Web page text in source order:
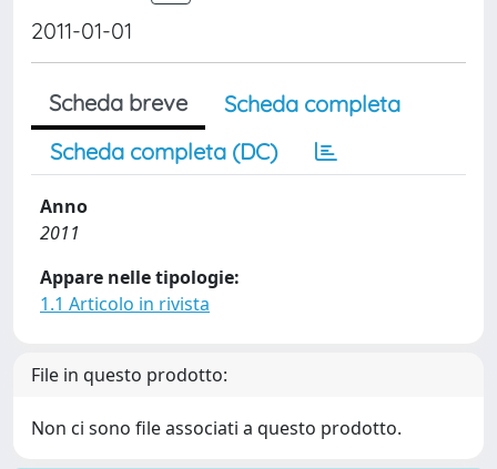
2011-01-01
Scheda breve
Scheda completa
Scheda completa (DC)
Anno
2011
Appare nelle tipologie:
1.1 Articolo in rivista
File in questo prodotto:
Non ci sono file associati a questo prodotto.